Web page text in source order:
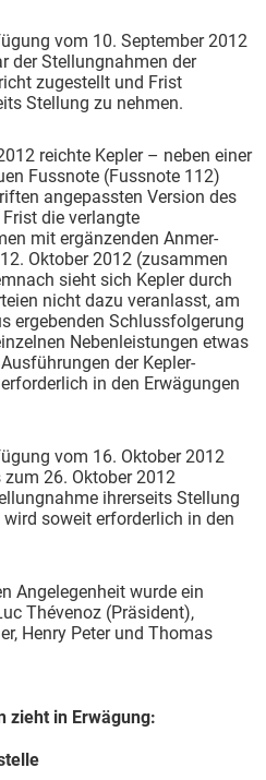
vom 10. September 2012
der Stellungnahmen der
zugestellt und Frist
Stellung zu nehmen.
reichte Kepler – neben einer
Fussnote (Fussnote 112)
angepassten Version des
die verlangte
mit ergänzenden An­mer­
Oktober 2012 (zusammen
sieht sich Kepler durch
nicht dazu veranlasst, am
ergebenden Schlussfolgerung
Neben­leistungen etwas
der Kepler-
in den Erwägungen
vom 16. Oktober 2012
26. Oktober 2012
ihrerseits Stellung
soweit erforderlich in den
Angelegenheit wurde ein
Thévenoz (Präsident),
Henry Peter und Thomas
zieht in Erwägung: